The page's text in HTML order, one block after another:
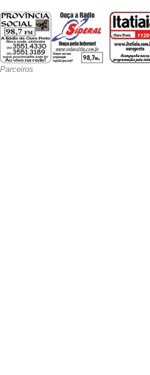
Parceiros